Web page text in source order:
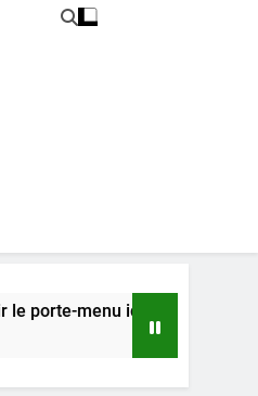
idéal pour votre restaurant